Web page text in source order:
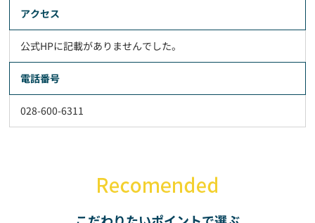
アクセス
公式HPに記載がありませんでした。
電話番号
028-600-6311